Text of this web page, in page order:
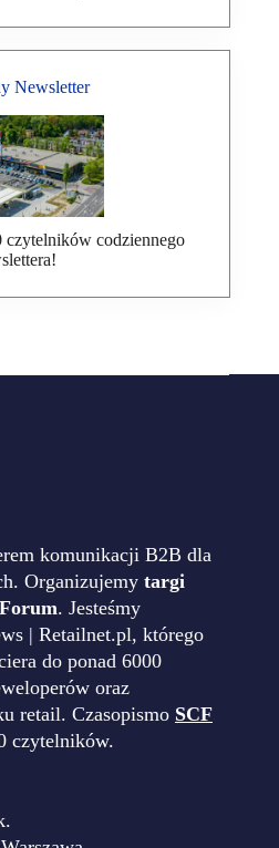
Newsletter
czytelników codziennego
komunikacji B2B dla
Organizujemy targi
. Jesteśmy
| Retailnet.pl, którego
do ponad 6000
oraz
retail. Czasopismo SCF
czytelników.